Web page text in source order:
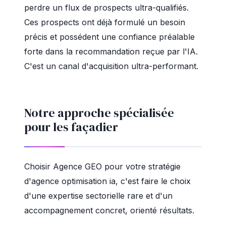
perdre un flux de prospects ultra-qualifiés.
Ces prospects ont déjà formulé un besoin
précis et possédent une confiance préalable
forte dans la recommandation reçue par l'IA.
C'est un canal d'acquisition ultra-performant.
Notre approche spécialisée
pour les façadier
Choisir Agence GEO pour votre stratégie
d'agence optimisation ia, c'est faire le choix
d'une expertise sectorielle rare et d'un
accompagnement concret, orienté résultats.